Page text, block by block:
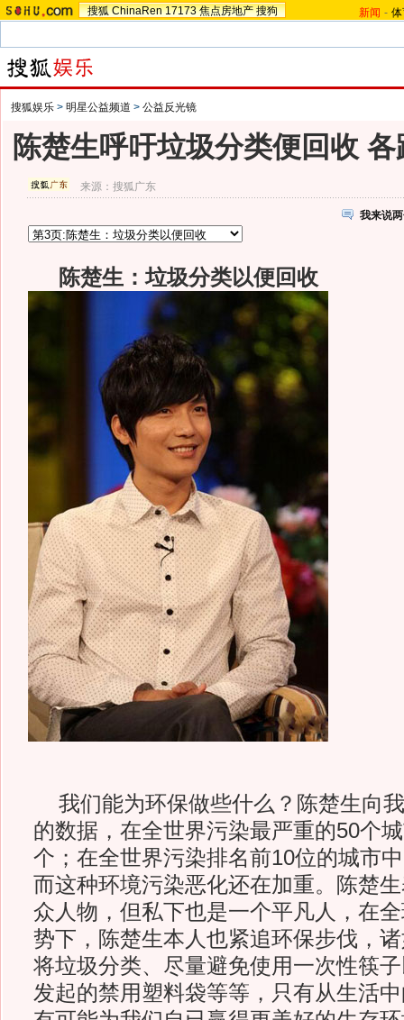
搜狐 ChinaRen 17173 焦点房地产 搜狗 新闻 -
搜狐娱乐 > 明星公益频道 > 公益反光镜
陈楚生呼吁垃圾分类便回收
来源：搜狐广东
我来说
陈楚生：垃圾分类以便回收
我们能为环保做些什么？陈楚生向
的数据，在全世界污染最严重的50个
个；在全世界污染排名前10位的城市
而这种环境污染恶化还在加重。陈楚
众人物，但私下也是一个平凡人，在
势下，陈楚生本人也紧追环保步伐，
将垃圾分类、尽量避免使用一次性筷
发起的禁用塑料袋等等，只有从生活